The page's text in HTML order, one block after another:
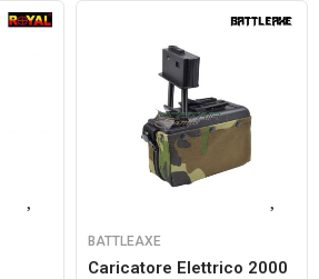
BATTLEAXE
Caricatore Elettrico 2000